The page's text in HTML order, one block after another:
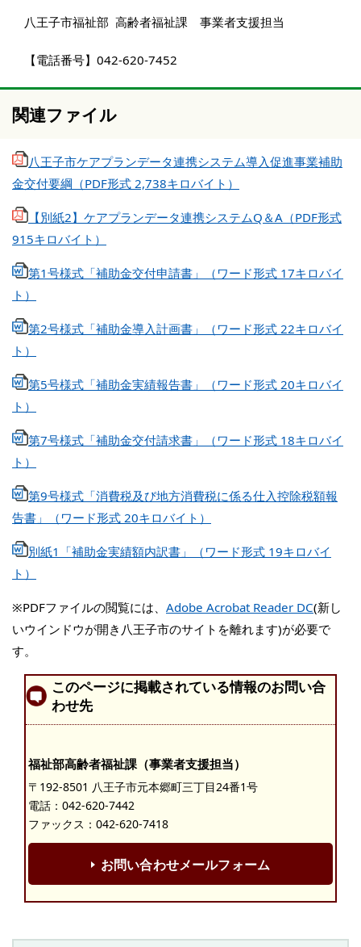
八王子市福祉部 高齢者福祉課 事業者支援担当
【電話番号】042‐620-7452
関連ファイル
八王子市ケアプランデータ連携システム導入促進事業補助
金交付要綱（PDF形式 2,738キロバイト）
【別紙2】ケアプランデータ連携システムQ＆A（PDF形式
915キロバイト）
第1号様式「補助金交付申請書」（ワード形式 17キロバイ
ト）
第2号様式「補助金導入計画書」（ワード形式 22キロバイ
ト）
第5号様式「補助金実績報告書」（ワード形式 20キロバイ
ト）
第7号様式「補助金交付請求書」（ワード形式 18キロバイ
ト）
第9号様式「消費税及び地方消費税に係る仕入控除税額報
告書」（ワード形式 20キロバイト）
別紙1「補助金実績額内訳書」（ワード形式 19キロバイ
ト）
※PDFファイルの閲覧には、 Adobe Acrobat Reader DC(新し
いウインドウが開き八王子市のサイトを離れます)が必要で
す。
このページに掲載されている情報のお問い合
わせ先
福祉部高齢者福祉課（事業者支援担当）
〒192-8501 八王子市元本郷町三丁目24番1号
電話： 042-620-7442
ファックス：042-620-7418
お問い合わせメールフォーム